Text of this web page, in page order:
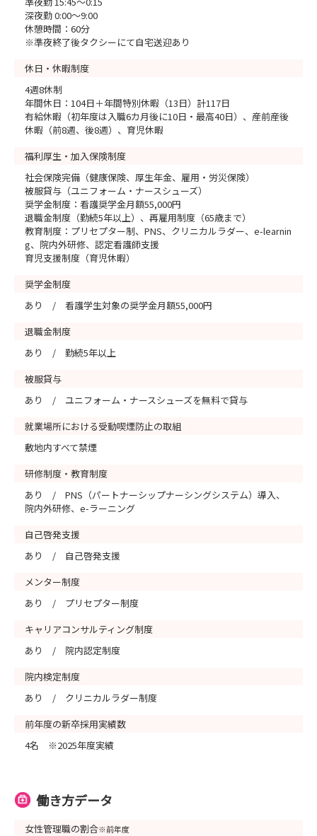
深夜勤 0:00～9:00
休憩時間：60分
※準夜終了後タクシーにて⾃宅送迎あり
休日・休暇制度
4週8休制
年間休日：104日＋年間特別休暇（13日）計117日
有給休暇（初年度は入職6カ月後に10日・最高40日）、産前産後
休暇（前8週、後8週）、育児休暇
福利厚生・加入保険制度
社会保険完備（健康保険、厚生年金、雇用・労災保険）
被服貸与（ユニフォーム・ナースシューズ）
奨学金制度：看護奨学金月額55,000円
退職金制度（勤続5年以上）、再雇用制度（65歳まで）
教育制度：プリセプター制、PNS、クリニカルラダー、e-learnin
g、院内外研修、認定看護師支援
育児支援制度（育児休暇）
奨学金制度
あり / 看護学生対象の奨学金月額55,000円
退職金制度
あり / 勤続5年以上
被服貸与
あり / ユニフォーム・ナースシューズを無料で貸与
就業場所における受動喫煙防止の取組
敷地内すべて禁煙
研修制度・教育制度
あり / PNS（パートナーシップナーシングシステム）導入、
院内外研修、e-ラーニング
自己啓発支援
あり / 自己啓発支援
メンター制度
あり / プリセプター制度
キャリアコンサルティング制度
あり / 院内認定制度
院内検定制度
あり / クリニカルラダー制度
前年度の新卒採用実績数
4名 ※2025年度実績
働き方データ
女性管理職の割合※前年度